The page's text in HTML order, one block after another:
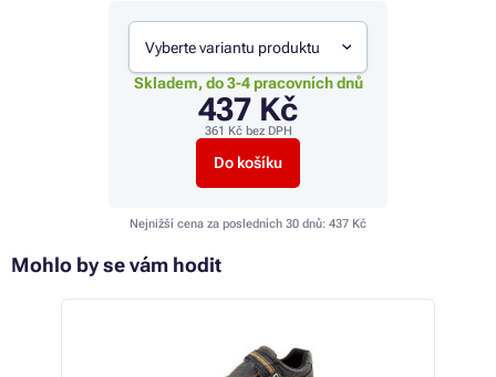
Vyberte variantu produktu
Skladem, do 3-4 pracovních dnů
437 Kč
361 Kčbez DPH
Do košíku
Nejnižší cena za posledních 30 dnů: 437 Kč
Mohlo by se vám hodit